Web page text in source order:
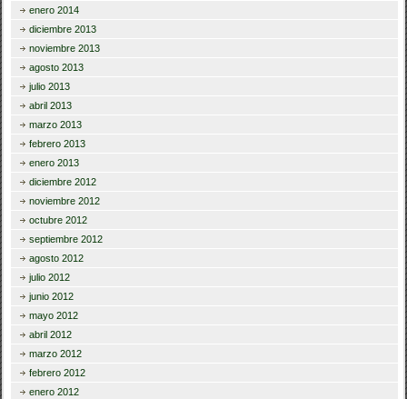
enero 2014
diciembre 2013
noviembre 2013
agosto 2013
julio 2013
abril 2013
marzo 2013
febrero 2013
enero 2013
diciembre 2012
noviembre 2012
octubre 2012
septiembre 2012
agosto 2012
julio 2012
junio 2012
mayo 2012
abril 2012
marzo 2012
febrero 2012
enero 2012